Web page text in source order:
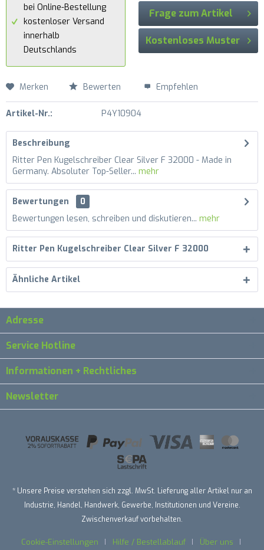
bei Online-Bestellung
kostenloser Versand
innerhalb
Deutschlands
Frage zum Artikel
Kostenloses Muster
Merken Bewerten Empfehlen
Artikel-Nr.: P4Y10904
Beschreibung
Ritter Pen Kugelschreiber Clear Silver F 32000 - Made in
Germany. Absoluter Top-Seller... mehr
Bewertungen
0
Bewertungen lesen, schreiben und diskutieren... mehr
Ritter Pen Kugelschreiber Clear Silver F 32000
Ähnliche Artikel
Adresse
Service Hotline
Informationen + Rechtliches
Newsletter
* Unsere Preise verstehen sich zzgl. MwSt. Lieferung aller Artikel nur an
Industrie, Handel, Handwerk, Gewerbe, Institutionen und Vereine.
Zwischenverkauf vorbehalten.
Cookie-Einstellungen Hilfe / Bestellablauf Über uns